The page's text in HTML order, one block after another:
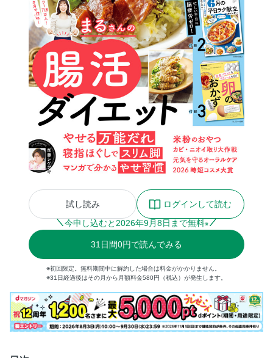
試し読み
ログインして読む
今申し込むと 2026年9月8日まで無料※
31 日間0円で読んでみる
※初回限定。無料期間中に解約した場合は料金がかかりません。
※31日経過後はその月から月額料金580円（税込）が発生します。